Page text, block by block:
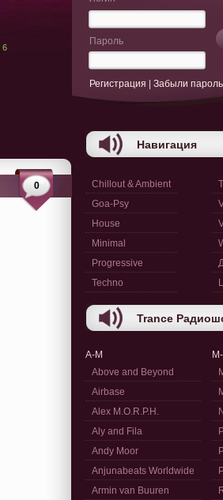
6
0
Пароль
Регистрация Забыли
Навигация
Chillout & Ambient
Goa-Psy
House
Minimal
Progressive
Techno
Trance
A-M
Above and Beyond
Airbase
Alex M.O.R.P.H.
Aly and Fila
Andy Moor
Anjunabeats Worldwide
Armin van Buuren